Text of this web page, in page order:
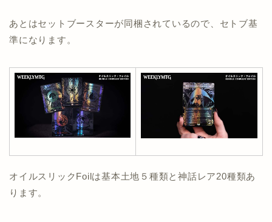
あとはセットブースターが同梱されているので、セトブ基
準になります。
オイルスリックFoilは基本土地５種類と神話レア20種類あ
ります。